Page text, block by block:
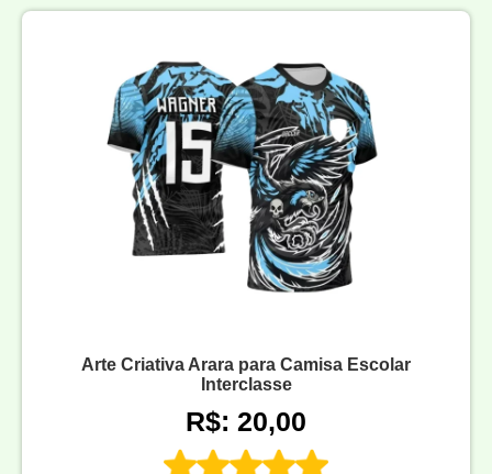
Arte Criativa Arara para Camisa Escolar
Interclasse
R$: 20,00